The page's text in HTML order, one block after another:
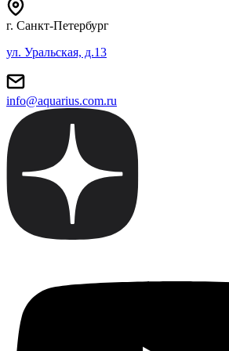
г. Санкт-Петербург
ул. Уральская, д.13
info@aquarius.com.ru